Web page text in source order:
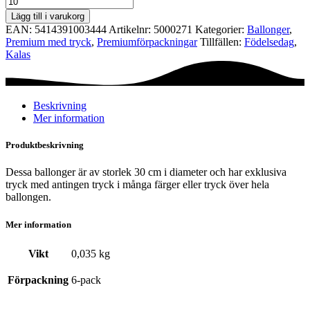
Ø30
cm
-
Happy
Birthday
You
mängd
Lägg till i varukorg
EAN: 5414391003444 Artikelnr: 5000271 Kategorier: Ballonger,
Premium med tryck, Premium­förpackningar Tillfällen: Födelsedag,
Kalas
Beskrivning
Mer information
Produktbeskrivning
Dessa ballonger är av storlek 30 cm i diameter och har exklusiva
tryck med antingen tryck i många färger eller tryck över hela
ballongen.
Mer information
Vikt 0,035 kg
Förpackning 6-pack